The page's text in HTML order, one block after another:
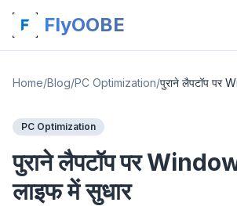
FlyOOBE
Home/Blog/PC Optimization/
PC Optimization
पुराने लैपटॉप पर
लाइफ में सुधार